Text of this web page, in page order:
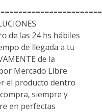
de las 24 hs hábiles
de llegada a tu
de la
Mercado Libre
el producto dentro
siempre y
en perfectas